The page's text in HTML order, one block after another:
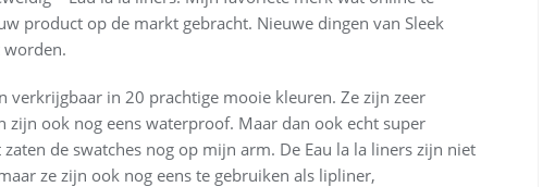
product op de markt gebracht. Nieuwe dingen van Sleek
verkrijgbaar in 20 prachtige mooie kleuren. Ze zijn zeer
zijn ook nog eens waterproof. Maar dan ook echt super
de swatches nog op mijn arm. De Eau la la liners zijn niet
ze zijn ook nog eens te gebruiken als lipliner,